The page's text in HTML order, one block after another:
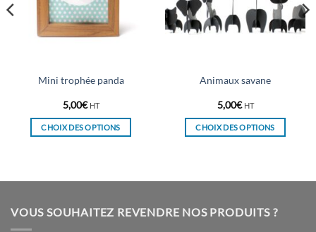
Mini trophée panda
5,00€ HT
CHOIX DES OPTIONS
Les
Animaux savane
5,00€ HT
CHOIX DES OPTIONS
Les
VOUS SOUHAITEZ REVENDRE NOS PRODUITS ?